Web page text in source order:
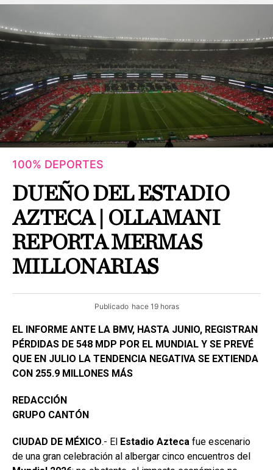
100% DEPORTES
DUEÑO DEL ESTADIO
AZTECA | OLLAMANI
REPORTA MERMAS
MILLONARIAS
Publicado hace 19 horas
EL INFORME ANTE LA BMV, HASTA JUNIO, REGISTRAN
PÉRDIDAS DE 548 MDP POR EL MUNDIAL Y SE PREVÉ
QUE EN JULIO LA TENDENCIA NEGATIVA SE EXTIENDA
CON 255.9 MILLONES MÁS
REDACCIÓN
GRUPO CANTÓN
CIUDAD DE MÉXICO.- El Estadio Azteca fue escenario
de una gran celebración al albergar cinco encuentros del